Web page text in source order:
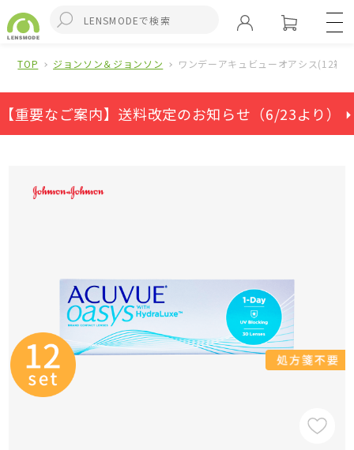
TOP ジョンソン＆ジョンソン ワンデーアキュビューオアシス(12箱
【重要なご案内】送料改定のお知らせ（6/23より） ⏵